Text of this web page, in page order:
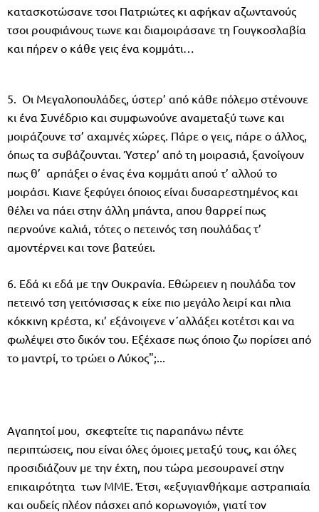
κατασκοτώσανε τσοι Πατριώτες κι αφήκαν αζωντανούς
τσοι ρουφιάνους τωνε και διαμοιράσανε τη Γουγκοσλαβία
και πήρεν ο κάθε γεις ένα κομμάτι…
5. Οι Μεγαλοπουλάδες, ύστερ’ από κάθε πόλεμο στένουνε
κι ένα Συνέδριο και συμφωνούνε αναμεταξύ τωνε και
μοιράζουνε τσ’ αχαμνές χώρες. Πάρε ο γεις, πάρε ο άλλος,
όπως τα συβάζουνται. Ύστερ’ από τη μοιρασιά, ξανοίγουν
πως θ’ αρπάξει ο ένας ένα κομμάτι απού τ’ αλλού το
μοιράσι. Κιανε ξεφύγει όποιος είναι δυσαρεστημένος και
θέλει να πάει στην άλλη μπάντα, απου θαρρεί πως
περνούνε καλιά, τότες ο πετεινός τση πουλάδας τ’
αμοντέρνει και τονε βατεύει.
6. Εδά κι εδά με την Ουκρανία. Εθώρειεν η πουλάδα τον
πετεινό τση γειτόνισσας κ είχε πιο μεγάλο λειρί και πλια
κόκκινη κρέστα, κι’ εξάνοιγενε ν΄αλλάξει κοτέτσι και να
φωλέψει στο δικόν του. Εξέχασε πως όποιο ζω πορίσει από
το μαντρί, το τρώει ο Λύκος";...
Αγαπητοί μου, σκεφτείτε τις παραπάνω πέντε
περιπτώσεις, που είναι όλες όμοιες μεταξύ τους, και όλες
προσιδιάζουν με την έχτη, που τώρα μεσουρανεί στην
επικαιρότητα των ΜΜΕ. Έτσι, «εξυγιανθήκαμε αστραπιαία
και ουδείς πλέον πάσχει από κορωνογιό», γιατί τον